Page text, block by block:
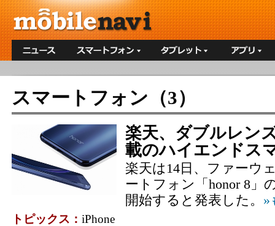
スマートフォン（3）
楽天、ダブルレン
載のハイエンドス
楽天は14日、ファーウ
ートフォン「honor 8」
開始すると発表した。 »
トピックス： iPhone